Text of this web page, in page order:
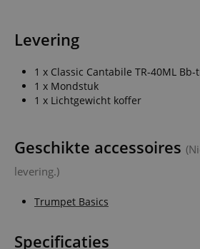
Levering
1 x Classic Cantabile TR-40ML
1 x Mondstuk
1 x Lichtgewicht koffer
Geschikte accessoires
levering.)
Trumpet Basics
Specificaties